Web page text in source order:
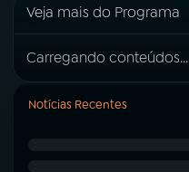
Veja mais do Programa
Carregando conteúdos...
Notícias Recentes